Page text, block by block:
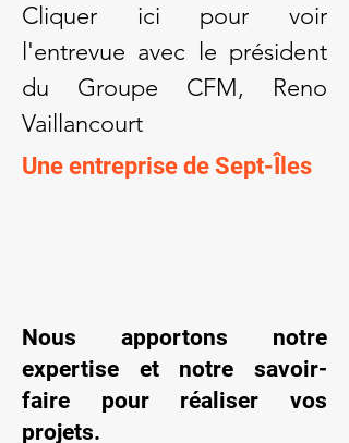
Cliquer ici pour voir
l'entrevue avec le président
du Groupe CFM, Reno
Vaillancourt
Une entreprise de Sept-Îles
Nous apportons notre
expertise et notre savoir-
faire pour réaliser vos
projets.